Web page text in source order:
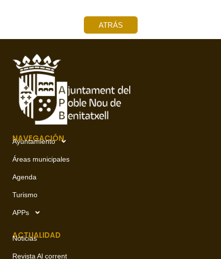
ATRÁS
NAVEGACIÓN
Ayuntamiento
Áreas municipales
Agenda
Turismo
APPs
ACTUALIDAD
Noticias
Revista Al corrent